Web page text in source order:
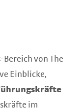
von The
Einblicke,
im